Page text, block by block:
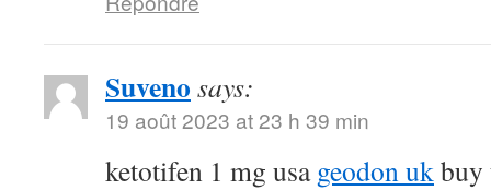
Suveno says:
19 août 2023 at 23 h 39 min
ketotifen 1 mg usageodon ukbuy